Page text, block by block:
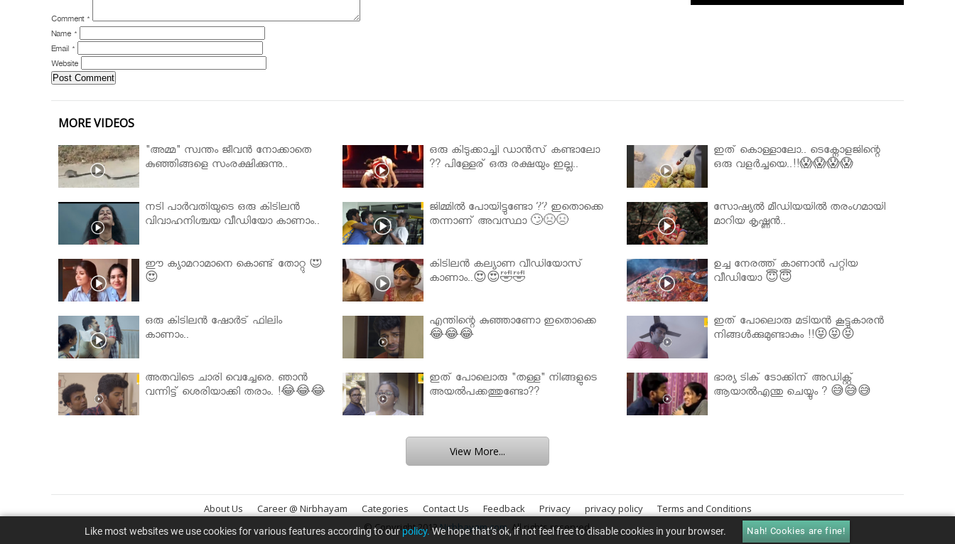
Comment *
Name *
Email *
Website
MORE VIDEOS
"അമ്മ" സ്വന്തം ജീവൻ നോക്കാതെ
കുഞ്ഞിങ്ങളെ സംരക്ഷിക്കുന്നു..
ഒരു കിടുക്കാച്ചി ഡാൻസ് കണ്ടാലോ
?? പിള്ളേര് ഒരു രക്ഷയും ഇല്ല..
ഇത് കൊള്ളാലോ.. ടെക്നോളജിന്റെ
ഒരു വളർച്ചയെ..!!😱😱😱😱
നടി പാർവതിയുടെ ഒരു കിടിലൻ
വിവാഹനിശ്ചയ വീഡിയോ കാണാം..
ജിമ്മിൽ പോയിട്ടുണ്ടോ ?? ഇതൊക്കെ
തന്നാണ് അവസ്ഥാ 🙄😣😣
സോഷ്യൽ മീഡിയയിൽ തരംഗമായി
മാറിയ കൃഷ്ണൻ..
ഈ ക്യാമറാമാനെ കൊണ്ട് തോറ്റു 😍
😍
കിടിലൻ കല്യാണ വീഡിയോസ്
കാണാം..😍😍🤣🤣
ഉച്ച നേരത്ത് കാണാൻ പറ്റിയ
വീഡിയോ 😇😇
ഒരു കിടിലൻ ഷോർട് ഫിലിം
കാണാം..
എന്തിന്റെ കുഞ്ഞാണോ ഇതൊക്കെ
😂😂😂
ഇത് പോലൊരു മടിയൻ കൂട്ടുകാരൻ
നിങ്ങൾക്കുമുണ്ടാകും !!😝😝😝
അതവിടെ ചാരി വെച്ചേരെ. ഞാൻ
വന്നിട്ട് ശെരിയാക്കി തരാം. !😂😂😂
ഇത് പോലൊരു "തള്ള" നിങ്ങളുടെ
അയല്‍പക്കത്തുണ്ടോ??
ഭാര്യ ടിക് ടോക്കിന് അഡിക്റ്റ്
ആയാൽഎന്തു ചെയ്യും ? 😅😅😅
View More...
About Us Career @ Nirbhayam Categories Contact Us Feedback Privacy privacy policy
Terms and Conditions
© Copyright 2013Nirbhayam.com. All rights reserved.
Like most websites we use cookies for various features according to ourpolicy.We hope that’s ok, if not feel free to disable cookies in your browser. Nah! Cookies are fine!